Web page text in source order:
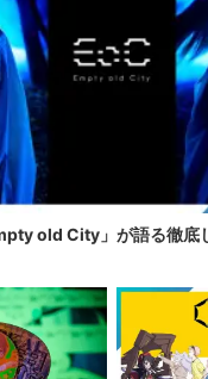
old City」が語る徹底